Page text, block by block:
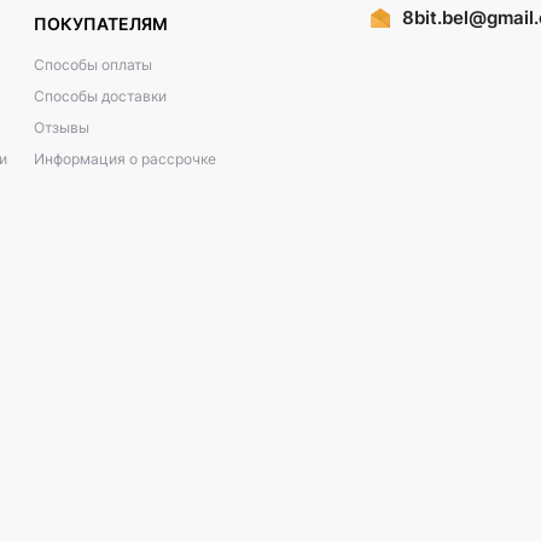
ПОКУПАТЕЛЯМ
Способы оплаты
Способы доставки
Отзывы
Информация о рассрочке